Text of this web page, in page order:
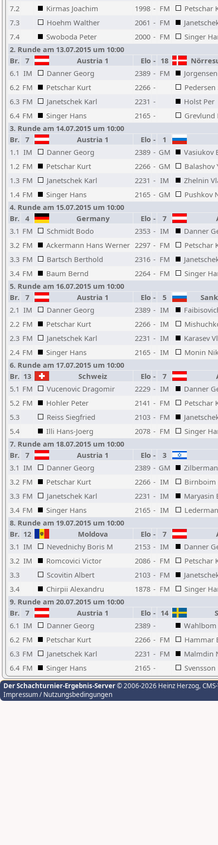
7.2
Kirmas Joachim 1998 - FM
Petschar
7.3
Hoehm Walther 2061 - FM
7.4
Swoboda Peter 2000 - FM
Singer
2. Runde am 13.07.2015 um 10:00
Br.
7 Austria 1 Elo - 18
6.1 IM Danner Georg 2389 - FM
6.2 FM Petschar Kurt 2266 -
Pedersen
6.3 FM Janetschek Karl 2231 -
Holst Per
6.4 FM Singer Hans 2165 -
Grevlund
3. Runde am 14.07.2015 um 10:00
Br.
7 Austria 1 Elo - 1
1.1 IM Danner Georg 2389 - GM
Vasiukov
1.2 FM Petschar Kurt 2266 - GM
Balashov
1.3 FM Janetschek Karl 2231 - IM
Zhelnin
1.4 FM Singer Hans 2165 - GM
Pushkov
4. Runde am 15.07.2015 um 10:00
Br.
4 Germany Elo - 7
3.1 FM Schmidt Bodo 2353 - IM
Danner
3.2 FM Ackermann Hans Werner 2297 - FM
Petschar
3.3 FM Bartsch Berthold 2316 - FM
3.4 FM Baum Bernd 2264 - FM
Singer
5. Runde am 16.07.2015 um 10:00
Br.
7 Austria 1 Elo - 5
2.1 IM Danner Georg 2389 - IM
2.2 FM Petschar Kurt 2266 - IM
2.3 FM Janetschek Karl 2231 - IM
Karasev
2.4 FM Singer Hans 2165 - IM
Monin
6. Runde am 17.07.2015 um 10:00
Br. 13 Schweiz Elo - 7
5.1 FM Vucenovic Dragomir 2229 - IM
Danner
5.2 FM Hohler Peter 2141 - FM
Petschar
5.3
Reiss Siegfried 2103 - FM
5.4
Illi Hans-Joerg 2078 - FM
Singer
7. Runde am 18.07.2015 um 10:00
Br.
7 Austria 1 Elo - 3
3.1 IM Danner Georg 2389 - GM
3.2 FM Petschar Kurt 2266 - IM
Birnboim
3.3 FM Janetschek Karl 2231 - IM
Maryasin
3.4 FM Singer Hans 2165 - IM
8. Runde am 19.07.2015 um 10:00
Br. 12 Moldova Elo - 7
3.1 IM Nevednichy Boris M 2153 - IM
Danner
3.2 IM Romcovici Victor 2086 - FM
Petschar
3.3
Scovitin Albert 2103 - FM
3.4
Chirpii Alexandru 1878 - FM
Singer
9. Runde am 20.07.2015 um 10:00
Br.
7 Austria 1 Elo - 14
6.1 IM Danner Georg 2389 -
6.2 FM Petschar Kurt 2266 - FM
Hammar
6.3 FM Janetschek Karl 2231 - FM
Malmdin
6.4 FM Singer Hans 2165 -
Der Schachturnier-Ergebnis-Server© 2006-2026 Heinz Herzog,
Impressum / Nutzungsbedingungen